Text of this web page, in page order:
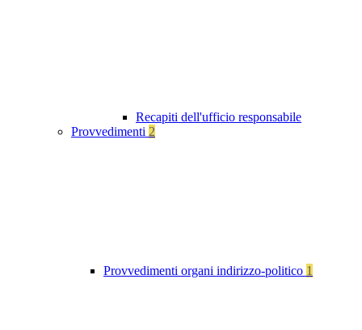
Recapiti dell'ufficio responsabile
Provvedimenti 2
Provvedimenti organi indirizzo-politico 1